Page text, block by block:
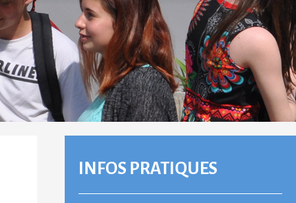
NAVIGATION
INFOS PRATIQUES